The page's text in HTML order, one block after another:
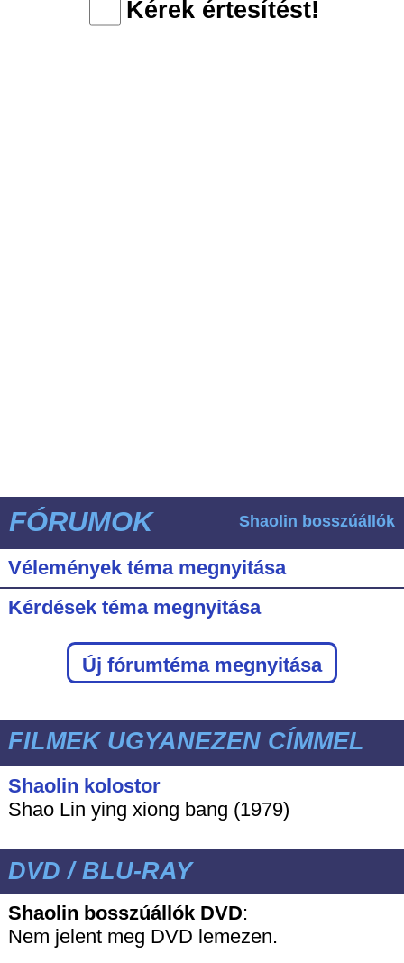
Kérek értesítést!
FÓRUMOK Shaolin bosszúállók
Vélemények téma megnyitása
Kérdések téma megnyitása
Új fórumtéma megnyitása
FILMEK UGYANEZEN CÍMMEL
Shaolin kolostor
Shao Lin ying xiong bang (1979)
DVD / BLU-RAY
Shaolin bosszúállók DVD:
Nem jelent meg DVD lemezen.